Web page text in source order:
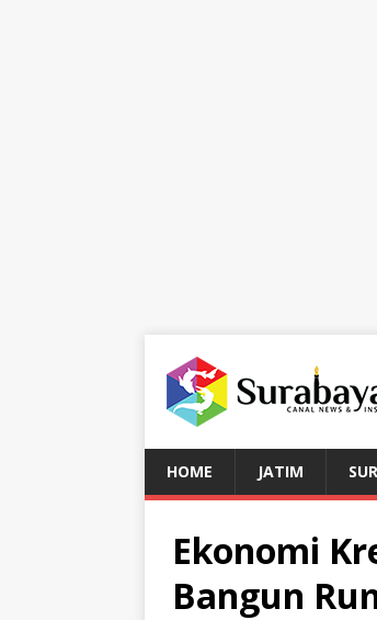
HOME JATIM
Ekonomi
Bangun